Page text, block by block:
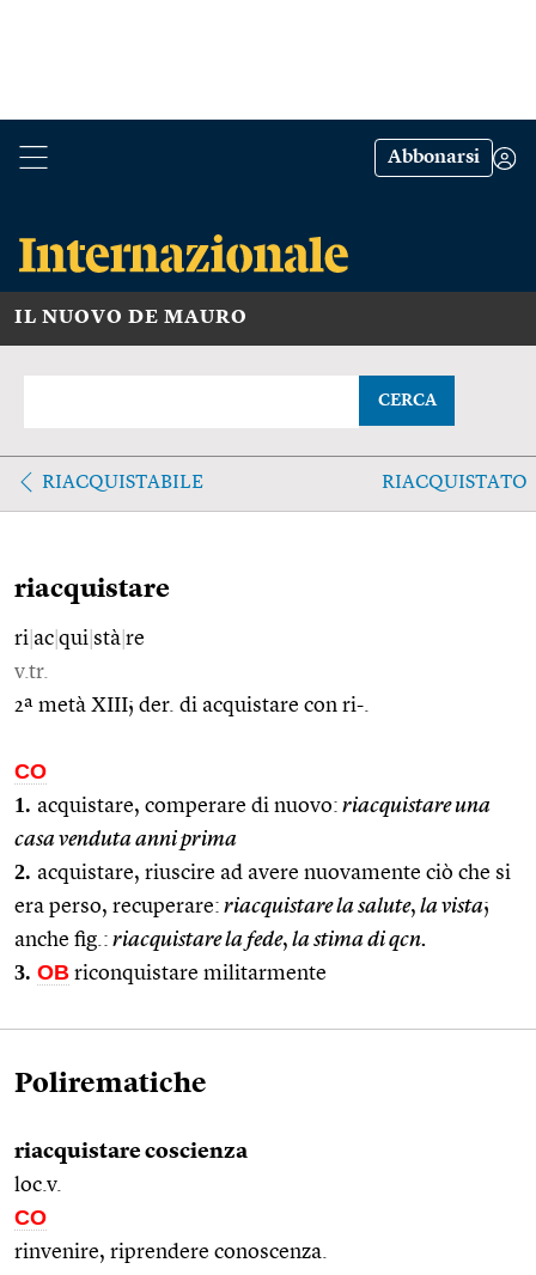
Abbonarsi
IL NUOVO DE MAURO
CERCA
RIACQUISTABILE RIACQUISTATO
riacquistare
ri ac qui stà re
v.tr.
2ª metà XIII; der. di acquistare con ri-.
CO
1. acquistare, comperare di nuovo: riacquistare una
casa venduta anni prima
2. acquistare, riuscire ad avere nuovamente ciò che si
era perso, recuperare: riacquistare la salute, la vista;
anche fig.: riacquistare la fede, la stima di qcn.
3. OB riconquistare militarmente
Polirematiche
riacquistare coscienza
loc.v.
CO
rinvenire, riprendere conoscenza.